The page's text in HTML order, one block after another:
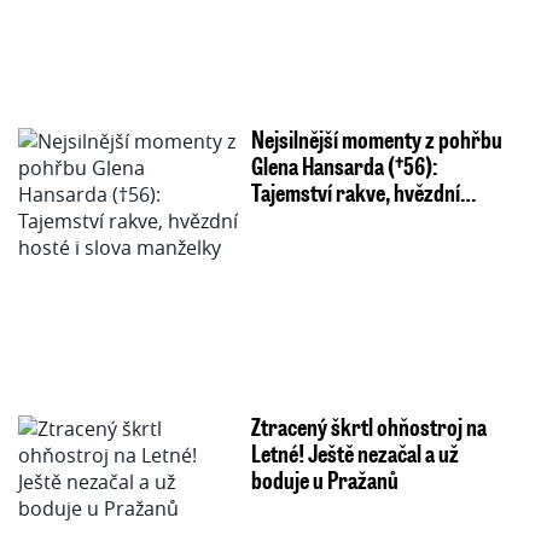
Nejsilnější momenty z pohřbu
Glena Hansarda (†56):
Tajemství rakve, hvězdní…
Ztracený škrtl ohňostroj na
Letné! Ještě nezačal a už
boduje u Pražanů